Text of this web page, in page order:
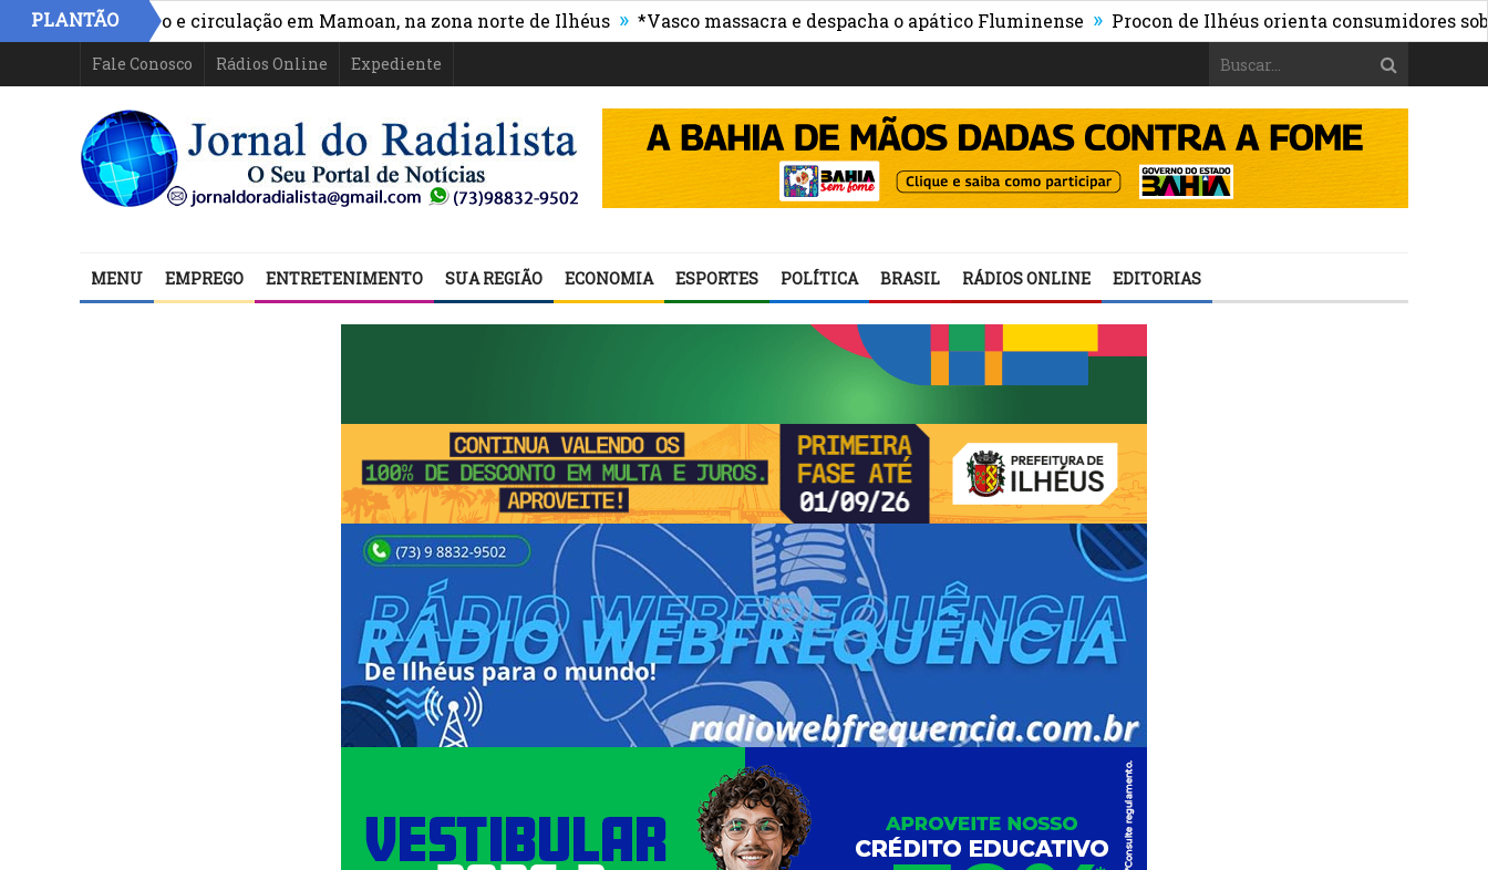
PLANTÃO
acesso e circulação em Mamoan, na zona norte de Ilhéus » *Vasco massacra e despacha o apático Fluminense » Procon de Ilhéus orienta consumidores sobre os
Fale Conosco Rádios Online Expediente
MENU EMPREGO ENTRETENIMENTO SUA REGIÃO ECONOMIA ESPORTES POLÍTICA BRASIL RÁDIOS ONLINE EDITORIAS